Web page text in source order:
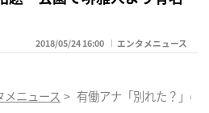
2018/05/24 16:00 エンタメニュース
メニュース > 有働アナ「別れた？」の